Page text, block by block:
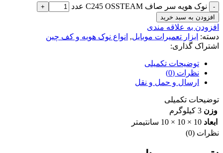
نوک هویه سر صاف C245 OSSTEAM عدد
افزودن به سبد خرید
افزودن به علاقه مندی
دسته: ابزار تعمیرات موبایل, انواع نوک هویه و کف چین
اشتراک گذاری:
توضیحات تکمیلی
نظرات (0)
ارسال و حمل و نقل
توضیحات تکمیلی
وزن 3 کیلوگرم
ابعاد 10 × 10 × 10 سانتیمتر
نظرات (0)